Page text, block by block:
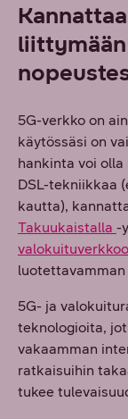
5G-verkko on
käytössäsi on
hankinta voi
DSL-tekniikkaa
kautta),
Takuukaistalla -
5G- ja
teknologioita,
vakaamman
ratkaisuihin
tukee